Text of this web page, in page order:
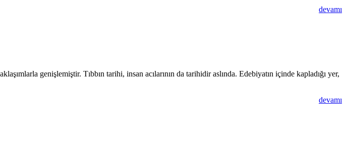
devamı
genişlemiştir. Tıbbın tarihi, insan acılarının da tarihidir aslında. Edebiyatın içinde kapladığı yer,
devamı